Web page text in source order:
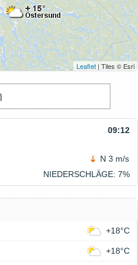
Leaflet | Tiles © Esri
09:12
N 3 m/s
NIEDERSCHLÄGE: 7%
+18°C
+18°C